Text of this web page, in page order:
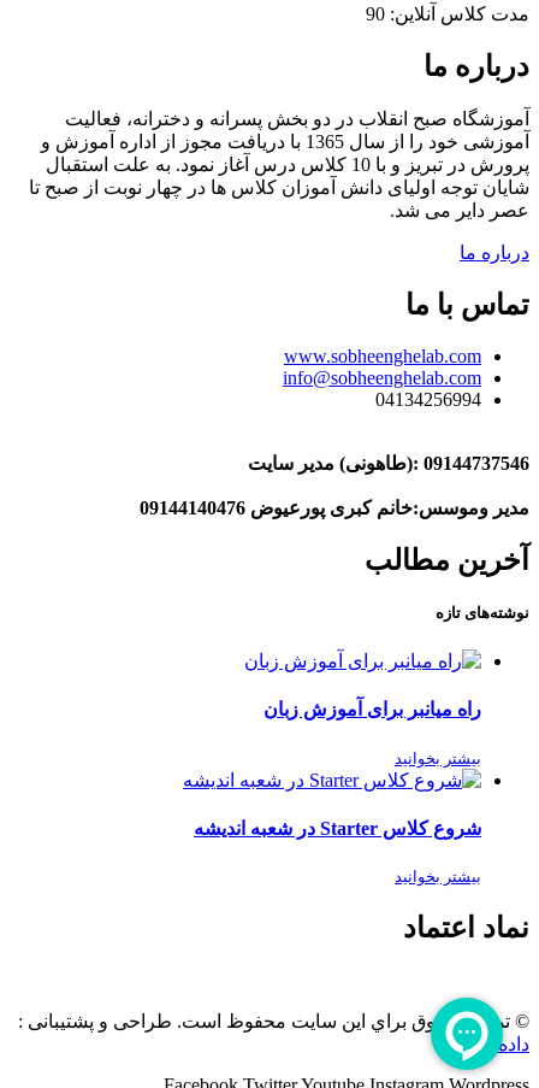
مدت کلاس آنلاین: 90
درباره ما
آموزشگاه صبح انقلاب در دو بخش پسرانه و دخترانه، فعالیت
آموزشی خود را از سال 1365 با دریافت مجوز از اداره آموزش و
پرورش در تبریز و با 10 کلاس درس آغاز نمود. به علت استقبال
شایان توجه اولیای دانش آموزان کلاس ها در چهار نوبت از صبح تا
عصر دایر می شد.
درباره ما
تماس با ما
www.sobheenghelab.com
info@sobheenghelab.com
04134256994
09144737546 :(طاهونی) مدیر سایت
مدیر وموسس:خانم کبری پورعیوض 09144140476
آخرین مطالب
نوشته‌های تازه
راه میانبر برای آموزش زبان
بیشتر بخوانید
شروع کلاس Starter در شعبه اندیشه
بیشتر بخوانید
نماد اعتماد
© تمامی حقوق براي این سایت محفوظ است. طراحی و پشتیبانی :
داده تجارت